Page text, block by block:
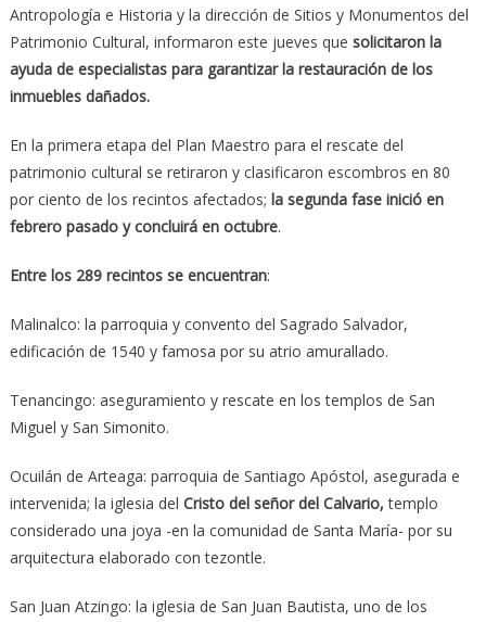
Antropología e Historia y la dirección de Sitios y Monumentos del
Patrimonio Cultural, informaron este jueves que solicitaron la
ayuda de especialistas para garantizar la restauración de los
inmuebles dañados.
En la primera etapa del Plan Maestro para el rescate del
patrimonio cultural se retiraron y clasificaron escombros en 80
por ciento de los recintos afectados; la segunda fase inició en
febrero pasado y concluirá en octubre.
Entre los 289 recintos se encuentran:
Malinalco: la parroquia y convento del Sagrado Salvador,
edificación de 1540 y famosa por su atrio amurallado.
Tenancingo: aseguramiento y rescate en los templos de San
Miguel y San Simonito.
Ocuilán de Arteaga: parroquia de Santiago Apóstol, asegurada e
intervenida; la iglesia del Cristo del señor del Calvario, templo
considerado una joya -en la comunidad de Santa María- por su
arquitectura elaborado con tezontle.
San Juan Atzingo: la iglesia de San Juan Bautista, uno de los